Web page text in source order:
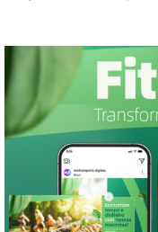
toque refinado e único.